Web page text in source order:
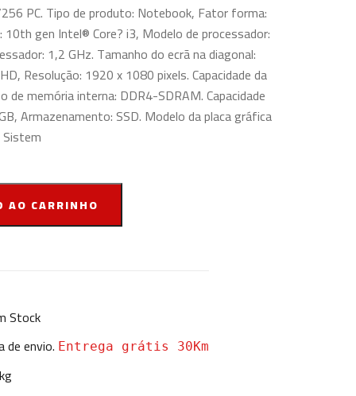
PC. Tipo de produto: Notebook, Fator forma:
10th gen Intel® Core? i3, Modelo de processador:
1,2 GHz. Tamanho do ecrã na diagonal:
Resolução: 1920 x 1080 pixels. Capacidade da
de memória interna: DDR4-SDRAM. Capacidade
Armazenamento: SSD. Modelo da placa gráfica
AO CARRINHO
Stock
de envio. Entrega grátis 30Km